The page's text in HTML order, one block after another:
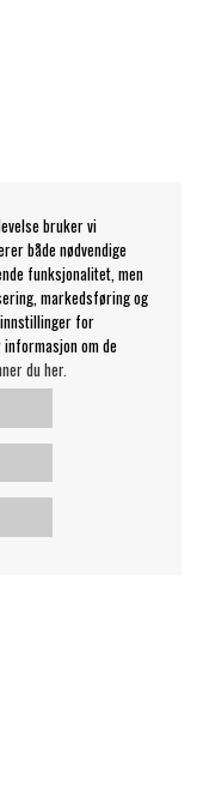
bruker vi
både nødvendige
funksjonalitet, men
markedsføring og
innstillinger for
om de
du her.